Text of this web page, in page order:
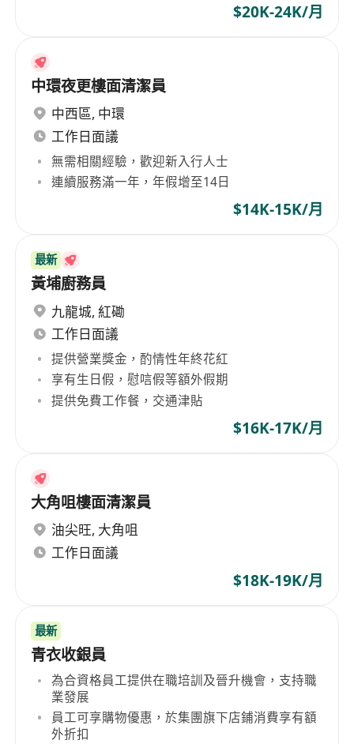
$20K-24K/月
中環夜更樓面清潔員
中西區, 中環
工作日面議
無需相關經驗，歡迎新入行人士
連續服務滿一年，年假增至14日
$14K-15K/月
最新
黃埔廚務員
九龍城, 紅磡
工作日面議
提供營業獎金，酌情性年終花紅
享有生日假，慰唁假等額外假期
提供免費工作餐，交通津貼
$16K-17K/月
大角咀樓面清潔員
油尖旺, 大角咀
工作日面議
$18K-19K/月
最新
青衣收銀員
為合資格員工提供在職培訓及晉升機會，支持職
業發展
員工可享購物優惠，於集團旗下店鋪消費享有額
外折扣